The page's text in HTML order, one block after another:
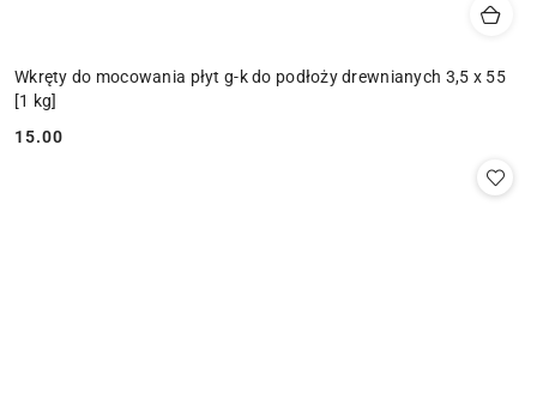
Wkręty do mocowania płyt g-k do podłoży drewnianych 3,5 x 55
[1 kg]
Cena:
15.00